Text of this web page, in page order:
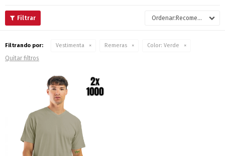
Recomendados
Filtrando por: Vestimenta Remeras Color: Verde
Quitar filtros